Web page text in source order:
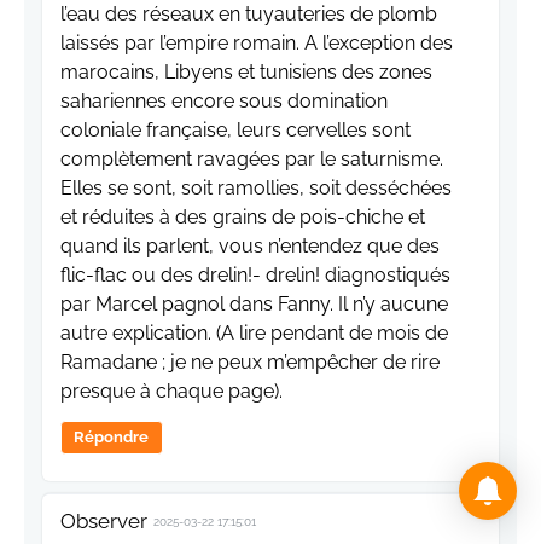
l’eau des réseaux en tuyauteries de plomb
laissés par l’empire romain. A l’exception des
marocains, Libyens et tunisiens des zones
sahariennes encore sous domination
coloniale française, leurs cervelles sont
complètement ravagées par le saturnisme.
Elles se sont, soit ramollies, soit desséchées
et réduites à des grains de pois-chiche et
quand ils parlent, vous n’entendez que des
flic-flac ou des drelin!- drelin! diagnostiqués
par Marcel pagnol dans Fanny. Il n’y aucune
autre explication. (A lire pendant de mois de
Ramadane ; je ne peux m’empêcher de rire
presque à chaque page).
Répondre
Observer 2025-03-22 17:15:01